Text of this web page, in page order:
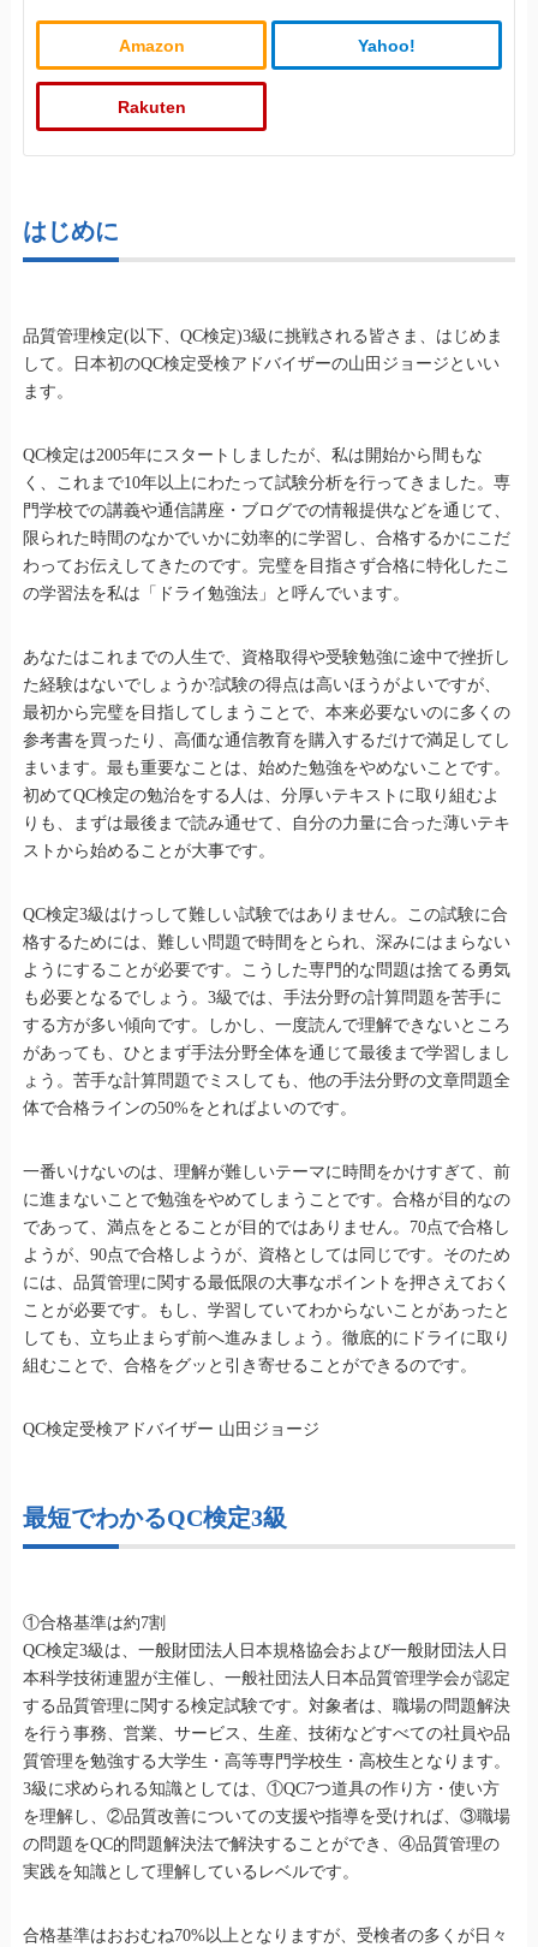
Amazon Yahoo!
Rakuten
はじめに
品質管理検定(以下、QC検定)3級に挑戦される皆さま、はじめま
して。日本初のQC検定受検アドバイザーの山田ジョージといい
ます。
QC検定は2005年にスタートしましたが、私は開始から間もな
く、これまで10年以上にわたって試験分析を行ってきました。専
門学校での講義や通信講座・ブログでの情報提供などを通じて、
限られた時間のなかでいかに効率的に学習し、合格するかにこだ
わってお伝えしてきたのです。完璧を目指さず合格に特化したこ
の学習法を私は「ドライ勉強法」と呼んでいます。
あなたはこれまでの人生で、資格取得や受験勉強に途中で挫折し
た経験はないでしょうか?試験の得点は高いほうがよいですが、
最初から完璧を目指してしまうことで、本来必要ないのに多くの
参考書を買ったり、高価な通信教育を購入するだけで満足してし
まいます。最も重要なことは、始めた勉強をやめないことです。
初めてQC検定の勉治をする人は、分厚いテキストに取り組むよ
りも、まずは最後まで読み通せて、自分の力量に合った薄いテキ
ストから始めることが大事です。
QC検定3級はけっして難しい試験ではありません。この試験に合
格するためには、難しい問題で時間をとられ、深みにはまらない
ようにすることが必要です。こうした専門的な問題は捨てる勇気
も必要となるでしょう。3級では、手法分野の計算問題を苦手に
する方が多い傾向です。しかし、一度読んで理解できないところ
があっても、ひとまず手法分野全体を通じて最後まで学習しまし
ょう。苦手な計算問題でミスしても、他の手法分野の文章問題全
体で合格ラインの50%をとればよいのです。
一番いけないのは、理解が難しいテーマに時間をかけすぎて、前
に進まないことで勉強をやめてしまうことです。合格が目的なの
であって、満点をとることが目的ではありません。70点で合格し
ようが、90点で合格しようが、資格としては同じです。そのため
には、品質管理に関する最低限の大事なポイントを押さえておく
ことが必要です。もし、学習していてわからないことがあったと
しても、立ち止まらず前へ進みましょう。徹底的にドライに取り
組むことで、合格をグッと引き寄せることができるのです。
QC検定受検アドバイザー 山田ジョージ
最短でわかるQC検定3級
①合格基準は約7割
QC検定3級は、一般財団法人日本規格協会および一般財団法人日
本科学技術連盟が主催し、一般社団法人日本品質管理学会が認定
する品質管理に関する検定試験です。対象者は、職場の問題解決
を行う事務、営業、サービス、生産、技術などすべての社員や品
質管理を勉強する大学生・高等専門学校生・高校生となります。
3級に求められる知識としては、①QC7つ道具の作り方・使い方
を理解し、②品質改善についての支援や指導を受ければ、③職場
の問題をQC的問題解決法で解決することができ、④品質管理の
実践を知識として理解しているレベルです。
合格基準はおおむね70%以上となりますが、受検者の多くが日々